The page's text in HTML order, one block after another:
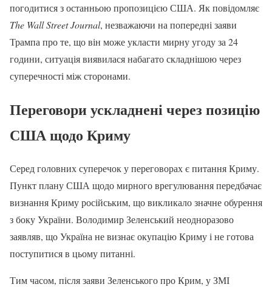
погодитися з останньою пропозицією США. Як повідомляє
The Wall Street Journal, незважаючи на попередні заяви
Трампа про те, що він може укласти мирну угоду за 24
години, ситуація виявилася набагато складнішою через
суперечності між сторонами.
Переговори ускладнені через позицію
США щодо Криму
Серед головних суперечок у переговорах є питання Криму.
Пункт плану США щодо мирного врегулювання передбачає
визнання Криму російським, що викликало значне обурення
з боку України. Володимир Зеленський неодноразово
заявляв, що Україна не визнає окупацію Криму і не готова
поступитися в цьому питанні.
Тим часом, після заяви Зеленського про Крим, у ЗМІ